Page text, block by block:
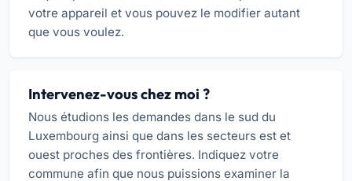
votre appareil et vous pouvez le modifier autant
que vous voulez.
Intervenez-vous chez moi ?
Nous étudions les demandes dans le sud du
Luxembourg ainsi que dans les secteurs est et
ouest proches des frontières. Indiquez votre
commune afin que nous puissions examiner la